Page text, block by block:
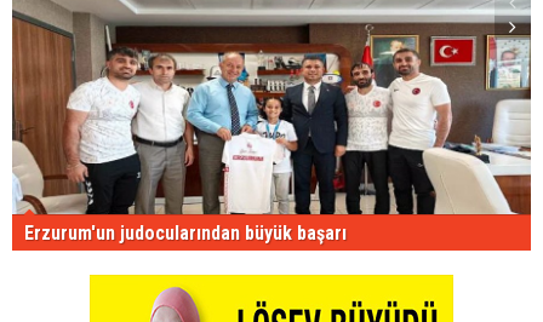
Erzurum'un judocularından büyük başarı